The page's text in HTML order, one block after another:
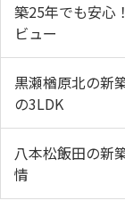
築25年でも安心
ビュー
黒瀬楢原北の新
の3LDK
八本松飯田の新
情